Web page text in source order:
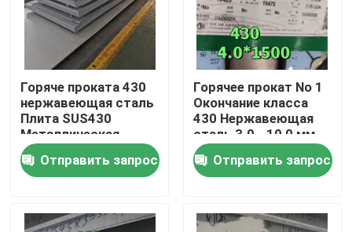
Домой
Продукты
Видеозаписи
Горяче проката 430
нержавеющая сталь
Плита SUS430
Металлическая
плита 8*1500*6000
мм с поверхностью
NO.1
Отправить запрос
Горячее прокат No 1
Окончание класса
430 Нержавеющая
сталь 3.0 - 10,0 мм
SS 430 Плита от
TISCOОтправить запрос